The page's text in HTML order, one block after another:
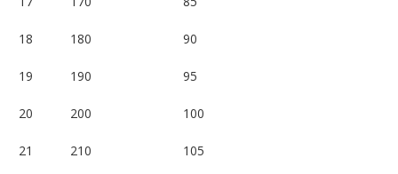
18 180 90
19 190 95
20 200 100
21 210 105